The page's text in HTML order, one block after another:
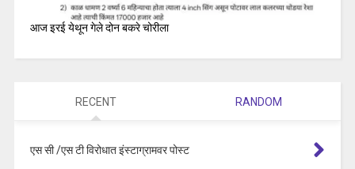
आज इरई येथून गेले दोन बकरे चोरीला
RECENT RANDOM
एस सी /एस टी विरोधात इंस्टाग्रामवर पोस्ट